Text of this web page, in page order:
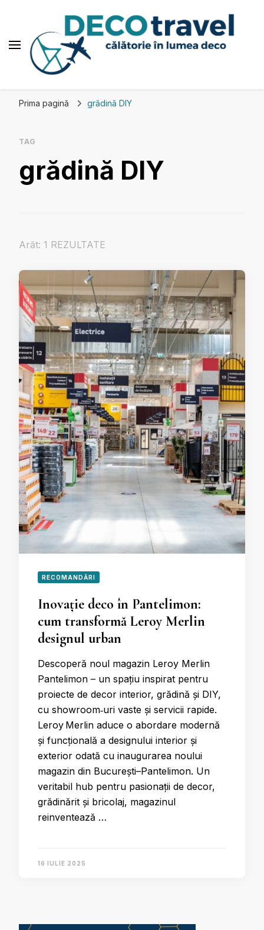
Prima pagină grădină DIY
TAG
grădină DIY
Arăt: 1 REZULTATE
RECOMANDĂRI
Inovație deco în Pantelimon:
cum transformă Leroy Merlin
designul urban
Descoperă noul magazin Leroy Merlin
Pantelimon – un spațiu inspirat pentru
proiecte de decor interior, grădină și DIY,
cu showroom‑uri vaste și servicii rapide.
Leroy Merlin aduce o abordare modernă
și funcțională a designului interior și
exterior odată cu inaugurarea noului
magazin din București–Pantelimon. Un
veritabil hub pentru pasionații de decor,
grădinărit și bricolaj, magazinul
reinventează …
16 IULIE 2025